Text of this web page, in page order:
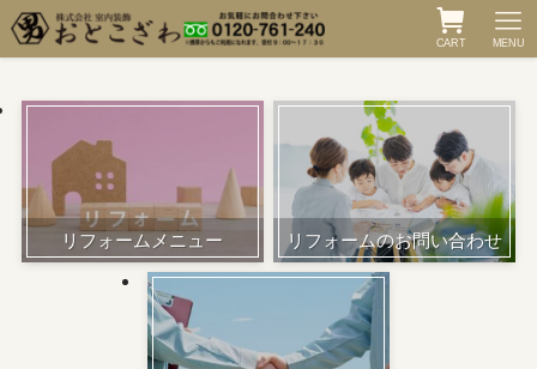
CART MENU
リフォームメニュー リフォームのお問い合わせ